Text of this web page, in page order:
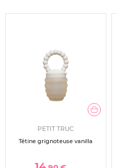
PETIT TRUC
Tétine grignoteuse vanilla